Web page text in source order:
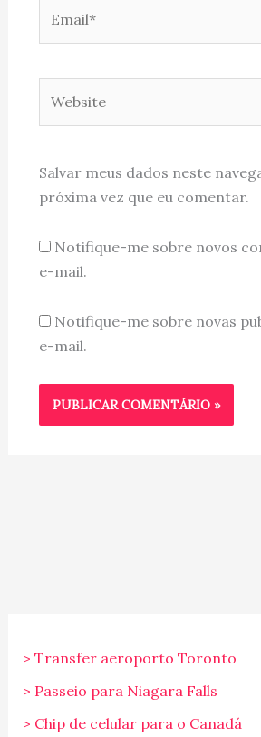
Salvar meus dados neste
próxima vez que eu comentar.
Notifique-me sobre novos
e-mail.
Notifique-me sobre novas
e-mail.
> Transfer aeroporto Toronto
> Passeio para Niagara Falls
> Chip de celular para o Canadá